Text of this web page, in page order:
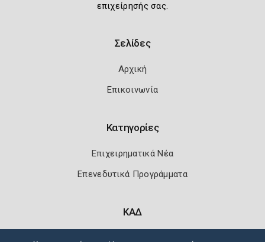
επιχείρησής σας.
Σελίδες
Αρχική
Επικοινωνία
Κατηγορίες
Επιχειρηματικά Νέα
Επενεδυτικά Προγράμματα
ΚΑΔ